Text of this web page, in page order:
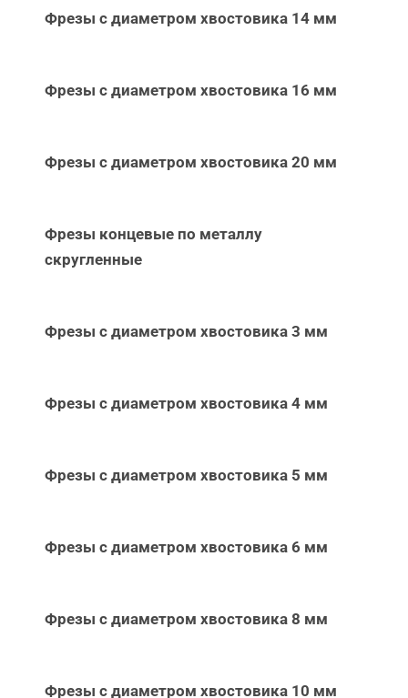
Фрезы с диаметром хвостовика 14 мм
Фрезы с диаметром хвостовика 16 мм
Фрезы с диаметром хвостовика 20 мм
Фрезы концевые по металлу
скругленные
Фрезы с диаметром хвостовика 3 мм
Фрезы с диаметром хвостовика 4 мм
Фрезы с диаметром хвостовика 5 мм
Фрезы с диаметром хвостовика 6 мм
Фрезы с диаметром хвостовика 8 мм
Фрезы с диаметром хвостовика 10 мм